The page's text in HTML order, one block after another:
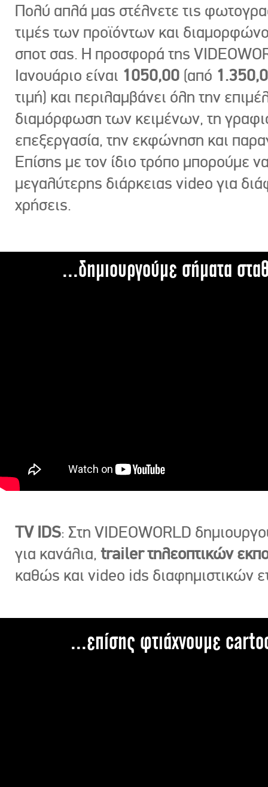
Πολύ απλά μας στέλνετε τις
τιμές των προϊόντων και
σποτ σας. Η προσφορά της
Ιανουάριο είναι 1050,00 (από
τιμή) και περιλαμβάνει όλη την
διαμόρφωση των κειμένων, τη
επεξεργασία, την εκφώνηση και
Επίσης με τον ίδιο τρόπο μπορούμε
μεγαλύτερης διάρκειας video για
χρήσεις.
...δημιουργούμε σήματα
TV IDS: Στη VIDEOWORLD
για κανάλια, trailer τηλεοπτικών
καθώς και video ids διαφημιστικών
...επίσης φτιάχνουμε